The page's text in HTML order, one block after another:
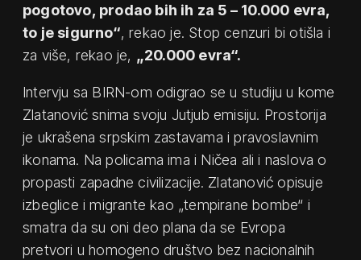
pogotovo, prodao bih ih za 5 – 10.000 evra,
to je sigurno“, rekao je. Stop cenzuri bi otišla i
za više, rekao je, „20.000 evra“.
Intervju sa BIRN-om odigrao se u studiju u kome
Zlatanović snima svoju Jutjub emisiju. Prostorija
je ukrašena srpskim zastavama i pravoslavnim
ikonama. Na policama ima i Ničea ali i naslova o
propasti zapadne civilizacije. Zlatanović opisuje
izbeglice i migrante kao „tempirane bombe“ i
smatra da su oni deo plana da se Evropa
pretvori u homogeno društvo bez nacionalnih